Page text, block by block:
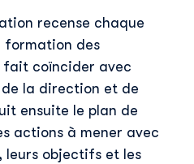
recense chaque
formation des
fait coïncider avec
la direction et de
ensuite le plan de
actions à mener avec
leurs objectifs et les